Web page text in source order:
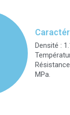
Densité :
MPa.